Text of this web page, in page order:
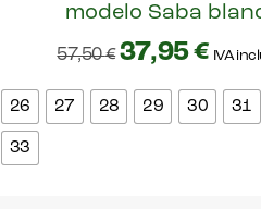
modelo Saba
57,50€ 37,95€ IVA
26 27 28 29 30 31
33